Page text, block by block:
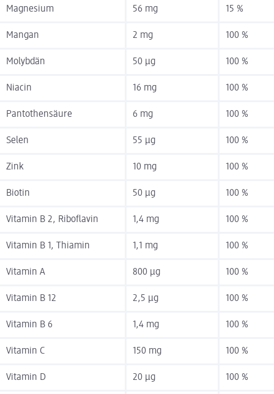
Magnesium 56 mg 15 %
Mangan 2 mg 100 %
Molybdän 50 µg 100 %
Niacin 16 mg 100 %
Pantothensäure 6 mg 100 %
Selen 55 µg 100 %
Zink 10 mg 100 %
Biotin 50 µg 100 %
Vitamin B 2, Riboflavin 1,4 mg 100 %
Vitamin B 1, Thiamin 1,1 mg 100 %
Vitamin A 800 µg 100 %
Vitamin B 12 2,5 µg 100 %
Vitamin B 6 1,4 mg 100 %
Vitamin C 150 mg 100 %
Vitamin D 20 µg 100 %